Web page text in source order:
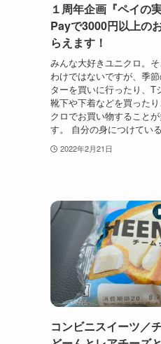
１周年企画『ペイの
Payで3000円以上の
らえます！
みんな大好きユニクロ。
わけではないですが、季
ターを買いに行ったり、T
靴下や下着などを買った
クロでお買い物すること
す。 自分の身につけてい
2022年2月21日
コンビニスイーツ／